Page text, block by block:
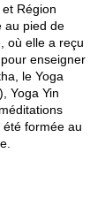
Région
au pied de
où elle a reçu
enseigner
le Yoga
Yoga Yin
formée au